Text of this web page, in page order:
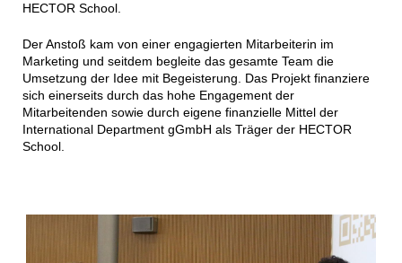
HECTOR School.
Der Anstoß kam von einer engagierten Mitarbeiterin im
Marketing und seitdem begleite das gesamte Team die
Umsetzung der Idee mit Begeisterung. Das Projekt finanziere
sich einerseits durch das hohe Engagement der
Mitarbeitenden sowie durch eigene finanzielle Mittel der
International Department gGmbH als Träger der HECTOR
School.